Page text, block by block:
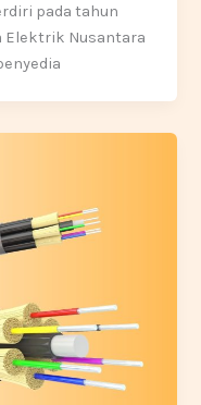
pada tahun
Elektrik Nusantara